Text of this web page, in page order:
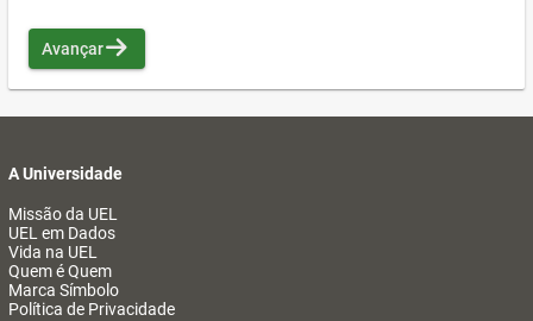
Avançar
A Universidade
Missão da UEL
UEL em Dados
Vida na UEL
Quem é Quem
Marca Símbolo
Política de Privacidade